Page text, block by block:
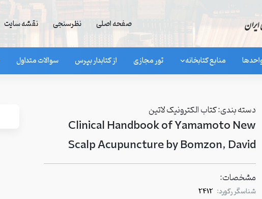
صفحه اصلی نظرسنجی نقشه سایت
منابع کتابخانه تور مجازی از کتابدار بپرس سوالات متداول
دسته بندی:کتاب الکترونیک لاتین
Clinical Handbook of Yamamoto New
Scalp Acupuncture by Bomzon, David
مشخصات:
شناسگر رکورد: 2412